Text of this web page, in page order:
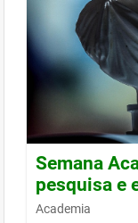
Semana
pesquisa e
Academia